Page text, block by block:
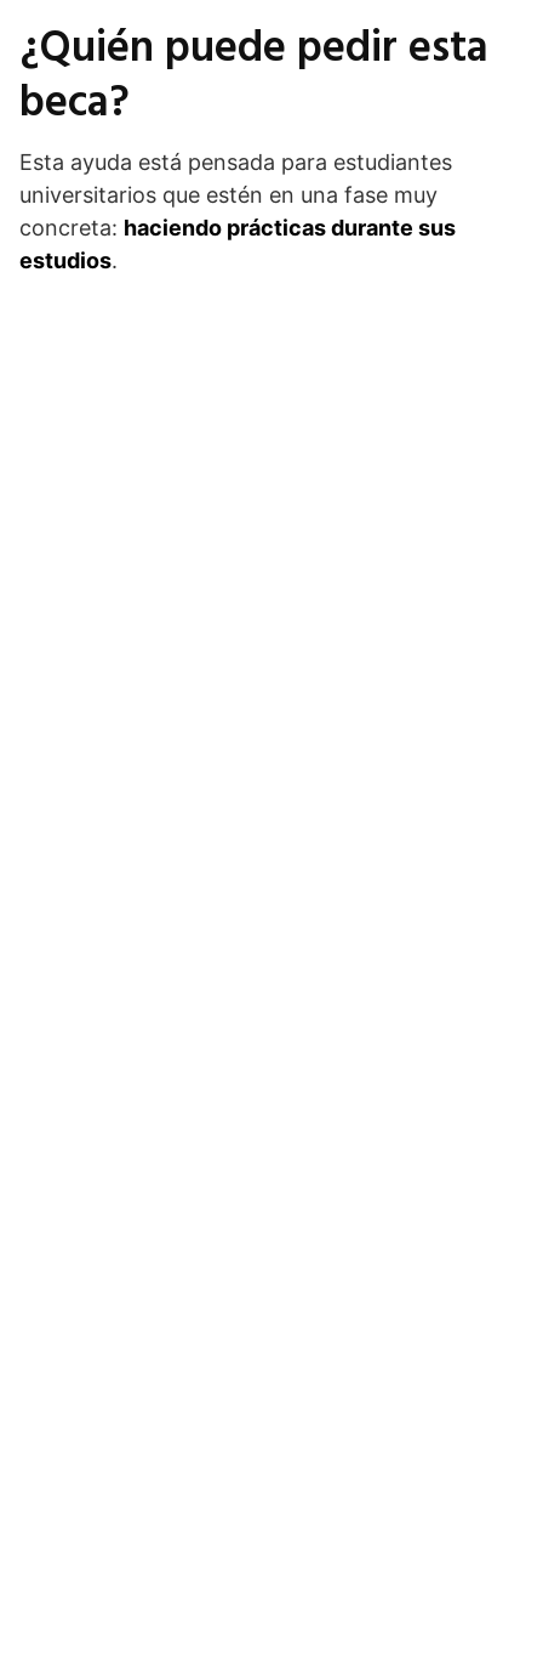
¿Quién puede pedir esta
beca?
Esta ayuda está pensada para estudiantes
universitarios que estén en una fase muy
concreta: haciendo prácticas durante sus
estudios.